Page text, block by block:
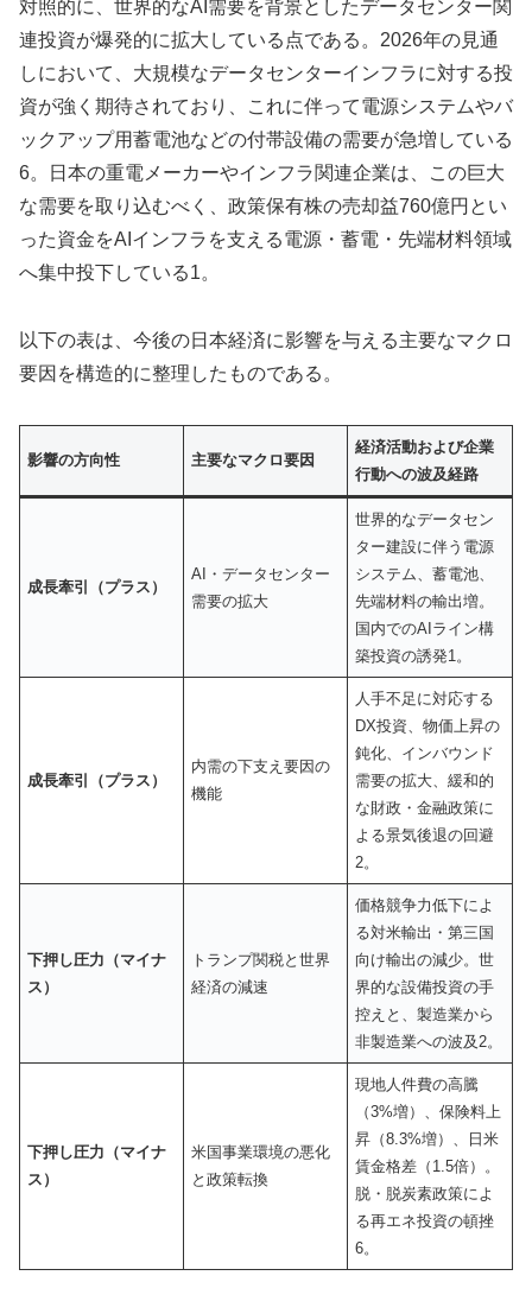
対照的に、世界的なAI需要を背景としたデータセンター関
連投資が爆発的に拡大している点である。2026年の見通
しにおいて、大規模なデータセンターインフラに対する投
資が強く期待されており、これに伴って電源システムやバ
ックアップ用蓄電池などの付帯設備の需要が急増している
6。日本の重電メーカーやインフラ関連企業は、この巨大
な需要を取り込むべく、政策保有株の売却益760億円とい
った資金をAIインフラを支える電源・蓄電・先端材料領域
へ集中投下している1。
以下の表は、今後の日本経済に影響を与える主要なマクロ
要因を構造的に整理したものである。
影響の方向性 主要なマクロ要因
経済活動および企業
行動への波及経路
成長牽引（プラス）
AI・データセンター
需要の拡大
世界的なデータセン
ター建設に伴う電源
システム、蓄電池、
先端材料の輸出増。
国内でのAIライン構
築投資の誘発1。
成長牽引（プラス）
内需の下支え要因の
機能
人手不足に対応する
DX投資、物価上昇の
鈍化、インバウンド
需要の拡大、緩和的
な財政・金融政策に
よる景気後退の回避
2。
下押し圧力（マイナ
ス）
トランプ関税と世界
経済の減速
価格競争力低下によ
る対米輸出・第三国
向け輸出の減少。世
界的な設備投資の手
控えと、製造業から
非製造業への波及2。
下押し圧力（マイナ
ス）
米国事業環境の悪化
と政策転換
現地人件費の高騰
（3%増）、保険料上
昇（8.3%増）、日米
賃金格差（1.5倍）。
脱・脱炭素政策によ
る再エネ投資の頓挫
6。